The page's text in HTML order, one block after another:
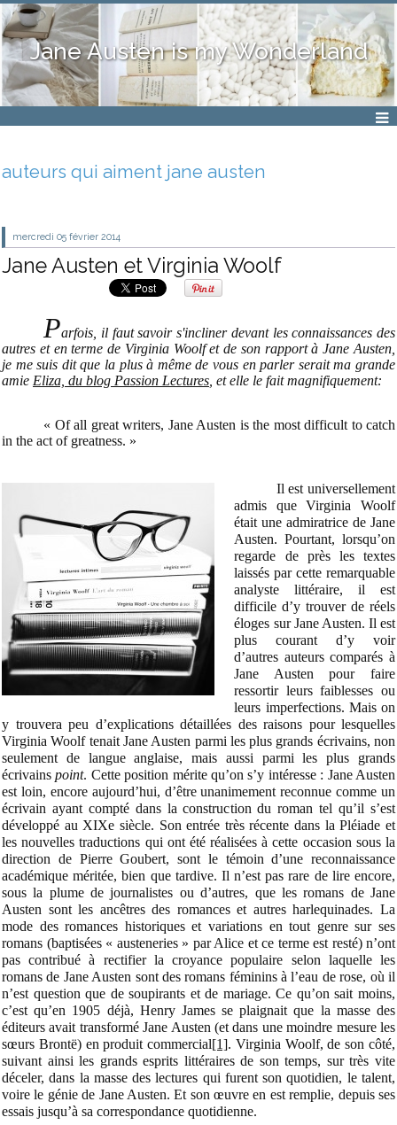
Jane Austen is my Wonderland
auteurs qui aiment jane austen
mercredi 05 février 2014
Jane Austen et Virginia Woolf
Parfois, il faut savoir s'incliner devant les connaissances des
autres et en terme de Virginia Woolf et de son rapport à Jane Austen,
je me suis dit que la plus à même de vous en parler serait ma grande
amie Eliza, du blog Passion Lectures , et elle le fait magnifiquement:
« Of all great writers, Jane Austen is the most difficult to catch
in the act of greatness. »
Il est universellement
admis que Virginia Woolf
était une admiratrice de Jane
Austen. Pourtant, lorsqu’on
regarde de près les textes
laissés par cette remarquable
analyste littéraire, il est
difficile d’y trouver de réels
éloges sur Jane Austen. Il est
plus courant d’y voir
d’autres auteurs comparés à
Jane Austen pour faire
ressortir leurs faiblesses ou
leurs imperfections. Mais on
y trouvera peu d’explications détaillées des raisons pour lesquelles
Virginia Woolf tenait Jane Austen parmi les plus grands écrivains, non
seulement de langue anglaise, mais aussi parmi les plus grands
écrivainspoint. Cette position mérite qu’on s’y intéresse : Jane Austen
est loin, encore aujourd’hui, d’être unanimement reconnue comme un
écrivain ayant compté dans la construction du roman tel qu’il s’est
développé au XIXe siècle. Son entrée très récente dans la Pléiade et
les nouvelles traductions qui ont été réalisées à cette occasion sous la
direction de Pierre Goubert, sont le témoin d’une reconnaissance
académique méritée, bien que tardive. Il n’est pas rare de lire encore,
sous la plume de journalistes ou d’autres, que les romans de Jane
Austen sont les ancêtres des romances et autres harlequinades. La
mode des romances historiques et variations en tout genre sur ses
romans (baptisées « austeneries » par Alice et ce terme est resté) n’ont
pas contribué à rectifier la croyance populaire selon laquelle les
romans de Jane Austen sont des romans féminins à l’eau de rose, où il
n’est question que de soupirants et de mariage. Ce qu’on sait moins,
c’est qu’en 1905 déjà, Henry James se plaignait que la masse des
éditeurs avait transformé Jane Austen (et dans une moindre mesure les
sœurs Brontë) en produit commercial[1]. Virginia Woolf, de son côté,
suivant ainsi les grands esprits littéraires de son temps, sur très vite
déceler, dans la masse des lectures qui furent son quotidien, le talent,
voire le génie de Jane Austen. Et son œuvre en est remplie, depuis ses
essais jusqu’à sa correspondance quotidienne.